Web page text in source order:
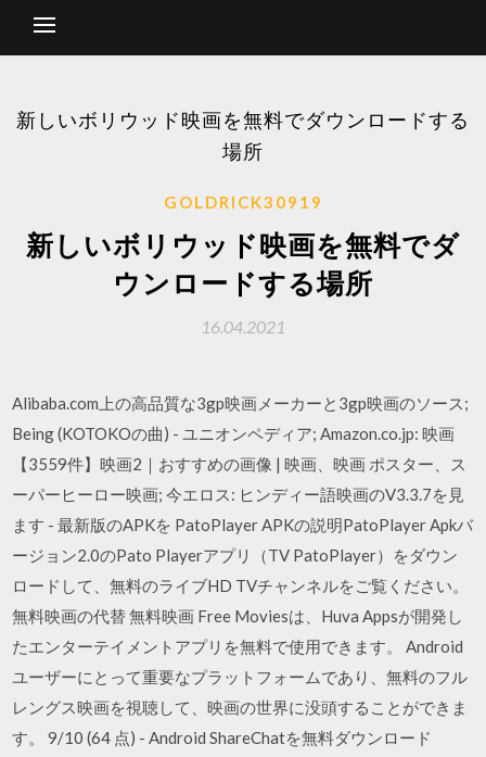
新しいボリウッド映画を無料でダウンロードする
場所
GOLDRICK30919
新しいボリウッド映画を無料でダ
ウンロードする場所
16.04.2021
Alibaba.com上の高品質な3gp映画メーカーと3gp映画のソース;
Being (KOTOKOの曲) - ユニオンペディア; Amazon.co.jp: 映画
【3559件】映画2｜おすすめの画像 | 映画、映画 ポスター、ス
ーパーヒーロー映画; 今エロス: ヒンディー語映画のV3.3.7を見
ます - 最新版のAPKを PatoPlayer APKの説明PatoPlayer Apkバ
ージョン2.0のPato Playerアプリ（TV PatoPlayer）をダウン
ロードして、無料のライブHD TVチャンネルをご覧ください。
無料映画の代替 無料映画 Free Moviesは、Huva Appsが開発し
たエンターテイメントアプリを無料で使用できます。 Android
ユーザーにとって重要なプラットフォームであり、無料のフル
レングス映画を視聴して、映画の世界に没頭することができま
す。 9/10 (64 点) - Android ShareChatを無料ダウンロード